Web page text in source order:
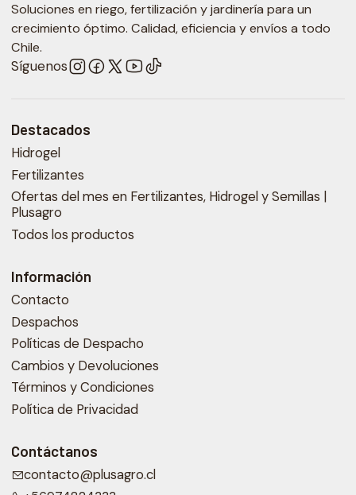
Soluciones en riego, fertilización y jardinería para un
crecimiento óptimo. Calidad, eficiencia y envíos a todo
Chile.
Síguenos
Destacados
Hidrogel
Fertilizantes
Ofertas del mes en Fertilizantes, Hidrogel y Semillas |
Plusagro
Todos los productos
Información
Contacto
Despachos
Políticas de Despacho
Cambios y Devoluciones
Términos y Condiciones
Política de Privacidad
Contáctanos
contacto@plusagro.cl